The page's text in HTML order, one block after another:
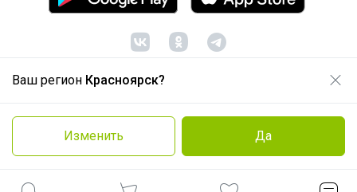
Ваш регион Красноярск?
Изменить Да
© ООО "Лявита", ОГРН 1122468054070, 2012 -2026
Политика конфиденциальности
Cоглашение пользователя